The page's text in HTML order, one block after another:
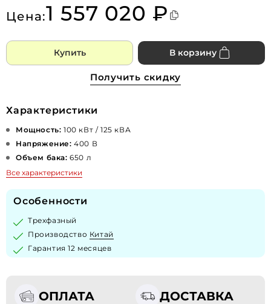
Цена:1 557 020 ₽
Купить В корзину
Получить скидку
Характеристики
Мощность: 100 кВт / 125 кВА
Напряжение: 400 В
Объем бака: 650 л
Все характеристики
Особенности
Трехфазный
Производство Китай
Гарантия 12 месяцев
ОПЛАТА ДОСТАВКА